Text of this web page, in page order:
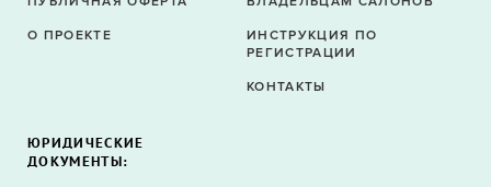
О ПРОЕКТЕ
ИНСТРУКЦИЯ ПО
РЕГИСТРАЦИИ
КОНТАКТЫ
ЮРИДИЧЕСКИЕ
ДОКУМЕНТЫ: